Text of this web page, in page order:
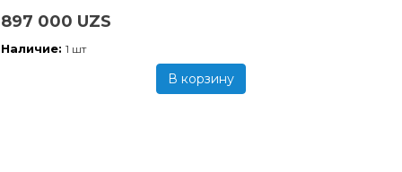
897 000 UZS
Наличие: 1 шт
В корзину